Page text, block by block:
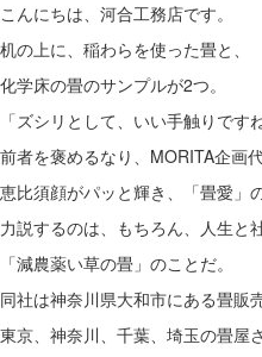
こんにちは、河合工務店です。
机の上に、稲わらを使った畳と、
化学床の畳のサンプルが2つ。
「ズシリとして、いい手触りです
前者を褒めるなり、MORITA企画
恵比須顔がパッと輝き、「畳愛」
力説するのは、もちろん、人生と
「減農薬い草の畳」のことだ。
同社は神奈川県大和市にある畳販売
東京、神奈川、千葉、埼玉の畳屋